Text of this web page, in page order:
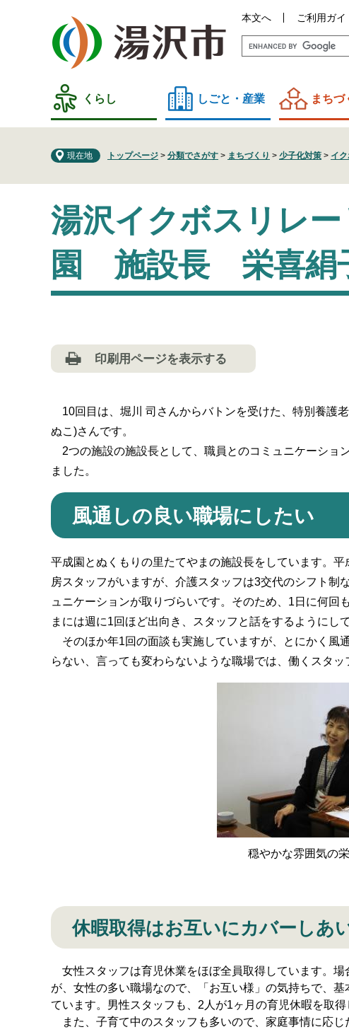
す
し
本文へ ご利用ガイ
くらし しごと・産業 まちづ
現在地 トップページ > 分類でさがす > まちづくり > 少子化対策 > イ
文
湯沢イクボスリレ
園 施設長 栄喜絹
印刷用ページを表示する
10回目は、堀川 司さんからバトンを受けた、特別養
ぬこ)さんです。
2つの施設の施設長として、職員とのコミュニケーショ
ました。
風通しの良い職場にしたい
平成園とぬくもりの里たてやまの施設長をしています。
房スタッフがいますが、介護スタッフは3交代のシフト制
ュニケーションが取りづらいです。そのため、1日に何回
まには週に1回ほど出向き、スタッフと話をするようにして
そのほか年1回の面談も実施していますが、とにかく風
らない、言っても変わらないような職場では、働くスタ
穏やかな雰囲気の
休暇取得はお互いにカバーしあ
女性スタッフは育児休業をほぼ全員取得しています。
が、女性の多い職場なので、「お互い様」の気持ちで、
ています。男性スタッフも、2人が1ヶ月の育児休暇を取得
また、子育て中のスタッフも多いので、家庭事情に応じ